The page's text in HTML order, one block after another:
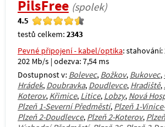
PilsFree (spolek)
4.5
testů celkem:2343
Pevné připojení - kabel/optika: stahování:
202 Mb/s | odezva: 7,54 ms
Dostupnost v: Bolevec, Božkov, Bukovec,
Hrádek, Doubravka, Doudlevce, Hradiště,
Koterov, Křimice, Litice, Lobzy, Nová
Plzeň 1-Severní Předměstí, Plzeň 1-
Plzeň 2-Doudlevce, Plzeň 2-Koterov,